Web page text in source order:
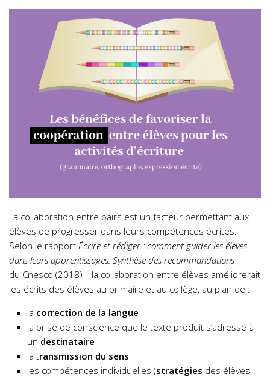
La collaboration entre pairs est un facteur permettant aux
élèves de progresser dans leurs compétences écrites.
Selon le rapport Écrire et rédiger : comment guider les élèves
dans leurs apprentissages. Synthèse des recommandations
du Cnesco (2018) , la collaboration entre élèves améliorerait
les écrits des élèves au primaire et au collège, au plan de :
la correction de la langue
la prise de conscience que le texte produit s’adresse à
un destinataire
la transmission du sens
les compétences individuelles (stratégies des élèves,